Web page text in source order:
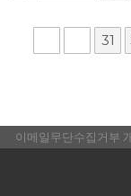
31
이메일무단수집거부